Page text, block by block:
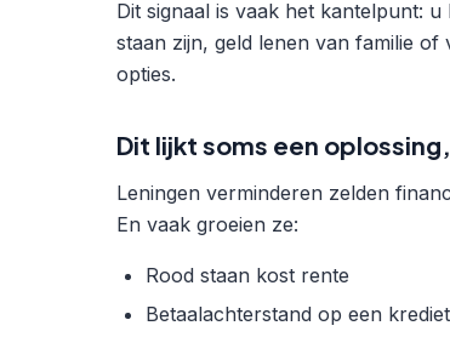
Dit signaal is vaak het kantelpunt:
staan zijn, geld lenen van familie of
opties.
Dit lijkt soms een
Leningen verminderen zelden
En vaak groeien ze:
Rood staan kost rente
Betaalachterstand op een